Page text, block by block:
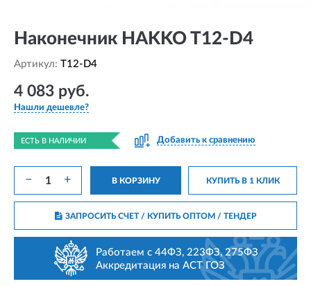
Наконечник HAKKO T12-D4
Артикул: T12-D4
4 083 руб.
Нашли дешевле?
ЕСТЬ В НАЛИЧИИ Добавить к сравнению
− + В КОРЗИНУ КУПИТЬ В 1 КЛИК
ЗАПРОСИТЬ СЧЕТ / КУПИТЬ ОПТОМ/ ТЕНДЕР
Работаем с 44ФЗ, 223ФЗ, 275ФЗ
Аккредитация на АСТ ГОЗ